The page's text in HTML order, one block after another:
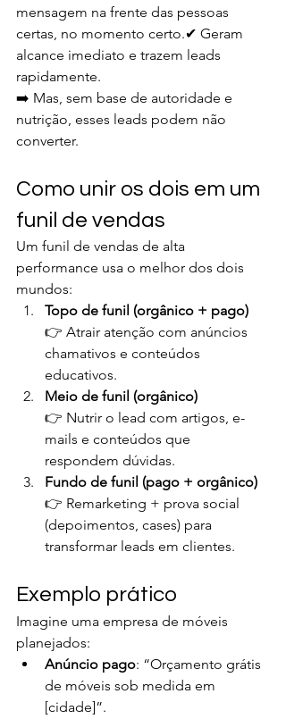
mensagem na frente das pessoas
certas, no momento certo.✔ Geram
alcance imediato e trazem leads
rapidamente.
➡️ Mas, sem base de autoridade e
nutrição, esses leads podem não
converter.
Como unir os dois em um
funil de vendas
Um funil de vendas de alta
performance usa o melhor dos dois
mundos:
Topo de funil (orgânico + pago)
👉 Atrair atenção com anúncios
chamativos e conteúdos
educativos.
Meio de funil (orgânico)
👉 Nutrir o lead com artigos, e-
mails e conteúdos que
respondem dúvidas.
Fundo de funil (pago + orgânico)
👉 Remarketing + prova social
(depoimentos, cases) para
transformar leads em clientes.
Exemplo prático
Imagine uma empresa de móveis
planejados:
Anúncio pago: “Orçamento grátis
de móveis sob medida em
[cidade]”.